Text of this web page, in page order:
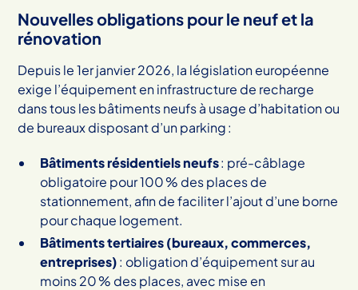
Nouvelles obligations pour le neuf et la
rénovation
Depuis le 1er janvier 2026, la législation européenne
exige l’équipement en infrastructure de recharge
dans tous les bâtiments neufs à usage d’habitation ou
de bureaux disposant d’un parking :
Bâtiments résidentiels neufs: pré-câblage
obligatoire pour 100 % des places de
stationnement, afin de faciliter l’ajout d’une borne
pour chaque logement.
Bâtiments tertiaires (bureaux, commerces,
entreprises): obligation d’équipement sur au
moins 20 % des places, avec mise en